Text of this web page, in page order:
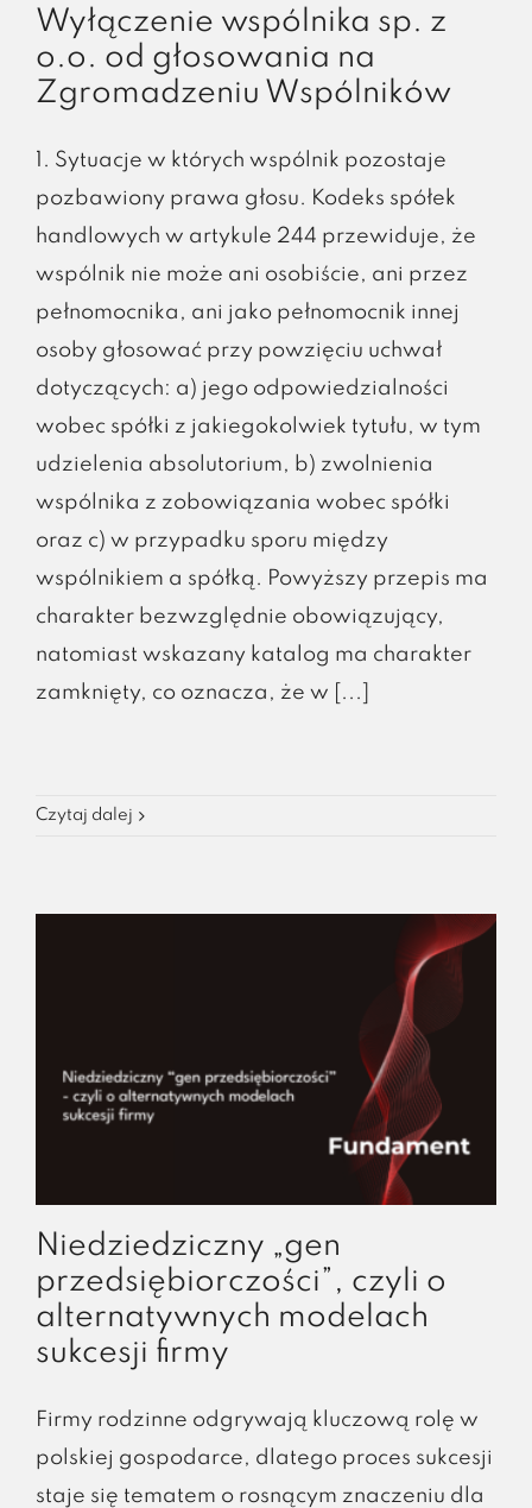
Wyłączenie wspólnika sp. z
o.o. od głosowania na
Zgromadzeniu Wspólników
1. Sytuacje w których wspólnik pozostaje
pozbawiony prawa głosu. Kodeks spółek
handlowych w artykule 244 przewiduje, że
wspólnik nie może ani osobiście, ani przez
pełnomocnika, ani jako pełnomocnik innej
osoby głosować przy powzięciu uchwał
dotyczących: a) jego odpowiedzialności
wobec spółki z jakiegokolwiek tytułu, w tym
udzielenia absolutorium, b) zwolnienia
wspólnika z zobowiązania wobec spółki
oraz c) w przypadku sporu między
wspólnikiem a spółką. Powyższy przepis ma
charakter bezwzględnie obowiązujący,
natomiast wskazany katalog ma charakter
zamknięty, co oznacza, że w [...]
Czytaj dalej
Niedziedziczny „gen
przedsiębiorczości”, czyli o
alternatywnych modelach
sukcesji firmy
Firmy rodzinne odgrywają kluczową rolę w
polskiej gospodarce, dlatego proces sukcesji
staje się tematem o rosnącym znaczeniu dla